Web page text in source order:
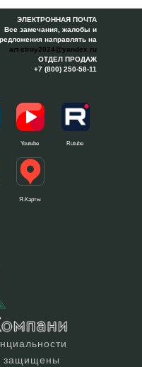
Youtube
Я.Карты
Rutube
ЭЛЕКТРОННАЯ ПОЧТА
Все замечания, жалобы и
направлять на
art-stroy2024@yandex.ru
ОТДЕЛ ПРОДАЖ
+7 (800) 250-58-11
защищены